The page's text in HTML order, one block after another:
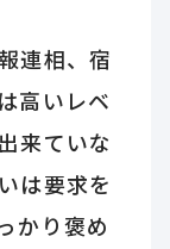
連相、宿
高いレベ
来ていな
は要求を
かり褒め